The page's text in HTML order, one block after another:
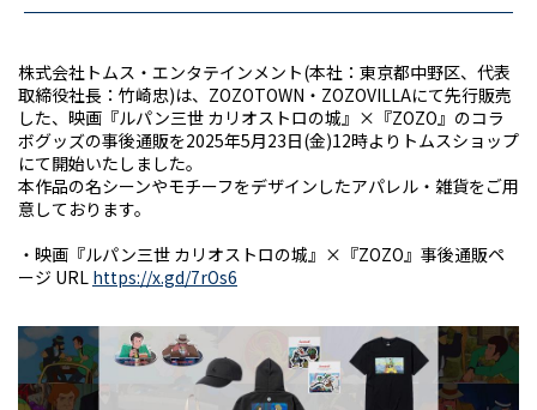
株式会社トムス・エンタテインメント(本社：東京都中野区、代表
取締役社長：竹崎忠)は、ZOZOTOWN・ZOZOVILLAにて先行販売
した、映画『ルパン三世 カリオストロの城』×『ZOZO』のコラ
ボグッズの事後通販を2025年5月23日(金)12時よりトムスショップ
にて開始いたしました。
本作品の名シーンやモチーフをデザインしたアパレル・雑貨をご用
意しております。
・映画『ルパン三世 カリオストロの城』×『ZOZO』事後通販ペ
ージ URL https://x.gd/7rOs6